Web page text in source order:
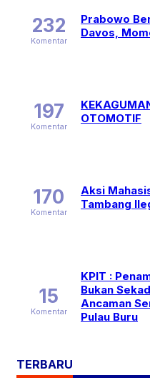
Prabowo
Davos,
232
Komentar
OTOMOTIF
197
Komentar
Aksi
Tambang
170
Komentar
KPIT :
Bukan
Ancaman
Pulau Buru
15
Komentar
TERBARU